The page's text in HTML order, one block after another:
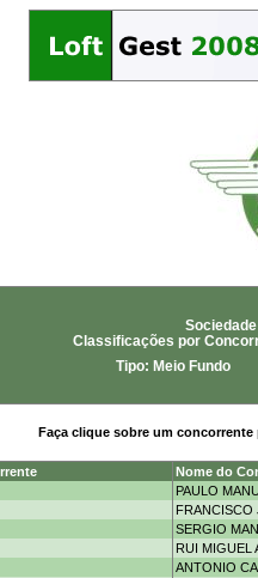
Classificações por
Tipo: Meio Fundo
Faça clique sobre um
Nome do
PAULO
FRANCISCO
SERGIO
RUI MIGUEL
ANTONIO